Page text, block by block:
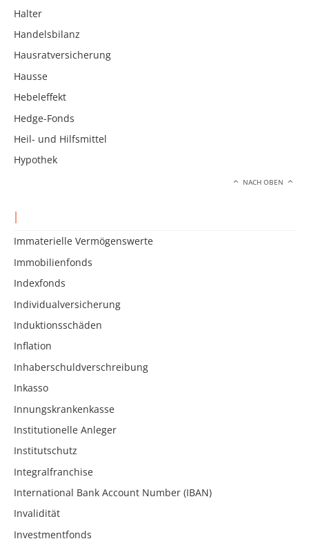
Halter
Handelsbilanz
Hausratversicherung
Hausse
Hebeleffekt
Hedge-Fonds
Heil- und Hilfsmittel
Hypothek
NACH OBEN
I
Immaterielle Vermögenswerte
Immobilienfonds
Indexfonds
Individualversicherung
Induktionsschäden
Inflation
Inhaberschuldverschreibung
Inkasso
Innungskrankenkasse
Institutionelle Anleger
Institutschutz
Integralfranchise
International Bank Account Number (IBAN)
Invalidität
Investmentfonds